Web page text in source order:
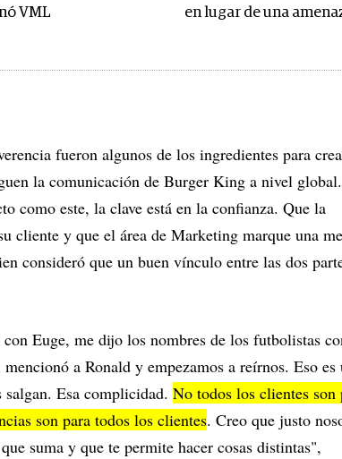
VML
en lugar de una
fueron algunos de los ingredientes para
la comunicación de Burger King a nivel
como este, la clave está en la confianza. Que la
cliente y que el área de Marketing marque una
consideró que un buen vínculo entre las dos
Euge, me dijo los nombres de los futbolistas
a Ronald y empezamos a reírnos. Eso es
Esa complicidad. No todos los clientes son
son para todos los clientes. Creo que justo
suma y que te permite hacer cosas distintas",